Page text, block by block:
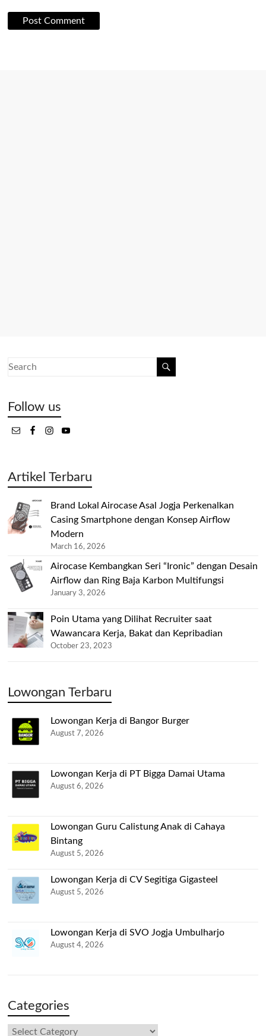
Follow us
Artikel Terbaru
Brand Lokal Airocase Asal Jogja Perkenalkan
Casing Smartphone dengan Konsep Airflow
Modern
March 16, 2026
Airocase Kembangkan Seri “Ironic” dengan Desain
Airflow dan Ring Baja Karbon Multifungsi
January 3, 2026
Poin Utama yang Dilihat Recruiter saat
Wawancara Kerja, Bakat dan Kepribadian
October 23, 2023
Lowongan Terbaru
Lowongan Kerja di Bangor Burger
August 7, 2026
Lowongan Kerja di PT Bigga Damai Utama
August 6, 2026
Lowongan Guru Calistung Anak di Cahaya
Bintang
August 5, 2026
Lowongan Kerja di CV Segitiga Gigasteel
August 5, 2026
Lowongan Kerja di SVO Jogja Umbulharjo
August 4, 2026
Categories